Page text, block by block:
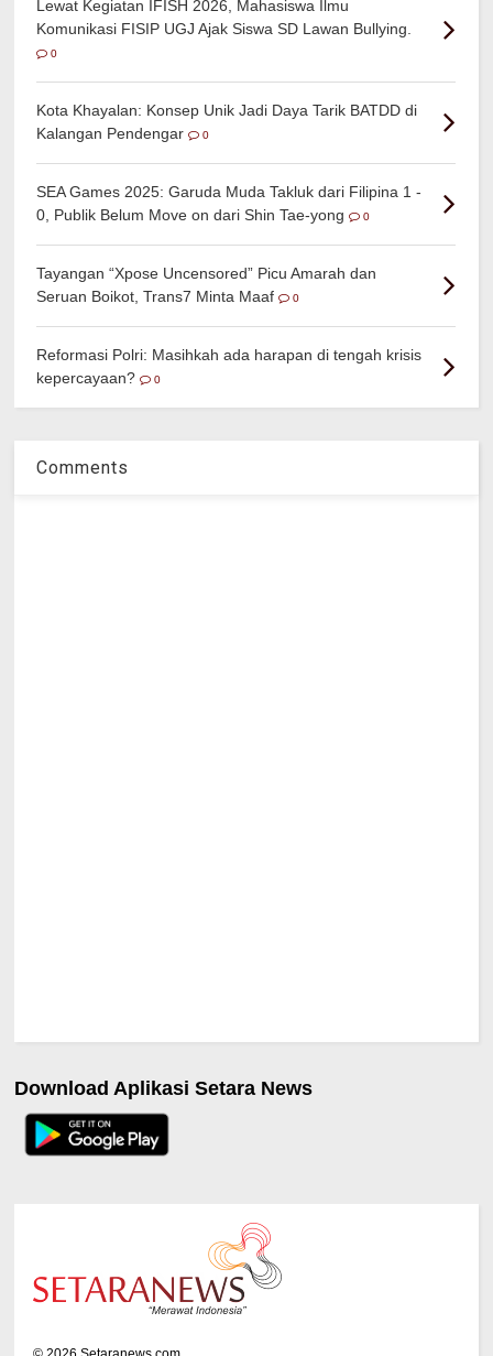
Lewat Kegiatan IFISH 2026, Mahasiswa Ilmu
Komunikasi FISIP UGJ Ajak Siswa SD Lawan Bullying.
0
Kota Khayalan: Konsep Unik Jadi Daya Tarik BATDD di
Kalangan Pendengar
0
SEA Games 2025: Garuda Muda Takluk dari Filipina 1 -
0, Publik Belum Move on dari Shin Tae-yong
0
Tayangan “Xpose Uncensored” Picu Amarah dan
Seruan Boikot, Trans7 Minta Maaf
0
Reformasi Polri: Masihkah ada harapan di tengah krisis
kepercayaan?
0
Comments
Download Aplikasi Setara News